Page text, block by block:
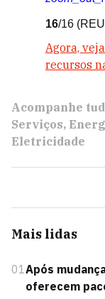
16/16
Agora,
recursos
Acompanhe
Serviços
Eletricidade
Mais lidas
01Após
oferecem